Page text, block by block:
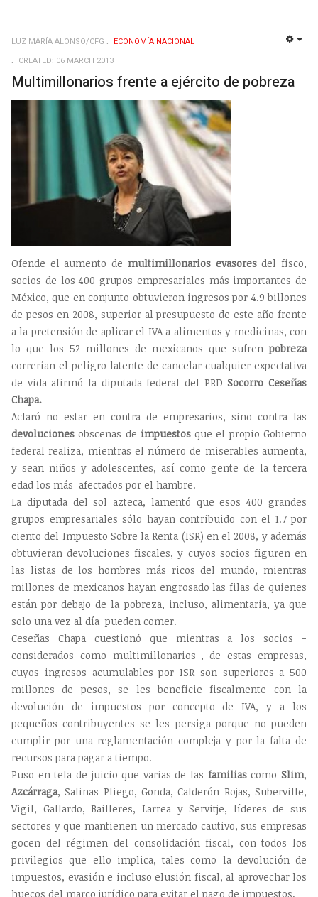
LUZ MARÍA ALONSO/CFG
ECONOMÍ­A NACIONAL
CREATED: 06 MARCH 2013
Multimillonarios frente a ejército de pobreza
Ofende el aumento de multimillonarios evasoresdel fisco,
socios de los 400 grupos empresariales más importantes de
México, que en conjunto obtuvieron ingresos por 4.9 billones
de pesos en 2008, superior al presupuesto de este año frente
a la pretensión de aplicar el IVA a alimentos y medicinas, con
lo que los 52 millones de mexicanos que sufren pobreza
correrían el peligro latente de cancelar cualquier expectativa
de vida afirmó la diputada federal del PRDSocorro Ceseñas
Chapa.
Aclaró no estar en contra de empresarios, sino contra las
devoluciones obscenas de impuestosque el propio Gobierno
federal realiza, mientras el número de miserables aumenta,
y sean niños y adolescentes, así como gente de la tercera
edad los más afectados por el hambre.
La diputada del sol azteca, lamentó que esos 400 grandes
grupos empresariales sólo hayan contribuido con el 1.7 por
ciento del Impuesto Sobre la Renta (ISR) en el 2008, y además
obtuvieran devoluciones fiscales, y cuyos socios figuren en
las listas de los hombres más ricos del mundo, mientras
millones de mexicanos hayan engrosado las filas de quienes
están por debajo de la pobreza, incluso, alimentaria, ya que
solo una vez al día pueden comer.
Ceseñas Chapa cuestionó que mientras a los socios -
considerados como multimillonarios-, de estas empresas,
cuyos ingresos acumulables por ISR son superiores a 500
millones de pesos, se les beneficie fiscalmente con la
devolución de impuestos por concepto de IVA, y a los
pequeños contribuyentes se les persiga porque no pueden
cumplir por una reglamentación compleja y por la falta de
recursos para pagar a tiempo.
Puso en tela de juicio que varias de las familiascomoSlim,
Azcárraga, Salinas Pliego, Gonda, Calderón Rojas, Suberville,
Vigil, Gallardo, Bailleres, Larrea y Servitje, líderes de sus
sectores y que mantienen un mercado cautivo, sus empresas
gocen del régimen del consolidación fiscal, con todos los
privilegios que ello implica, tales como la devolución de
impuestos, evasión e incluso elusión fiscal, al aprovechar los
huecos del marco jurídico para evitar el pago de impuestos.